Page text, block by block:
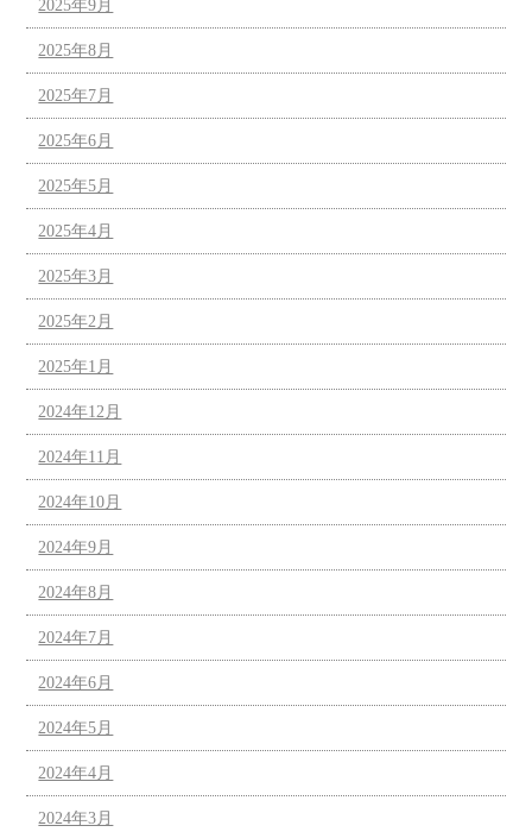
2025年9月
2025年8月
2025年7月
2025年6月
2025年5月
2025年4月
2025年3月
2025年2月
2025年1月
2024年12月
2024年11月
2024年10月
2024年9月
2024年8月
2024年7月
2024年6月
2024年5月
2024年4月
2024年3月